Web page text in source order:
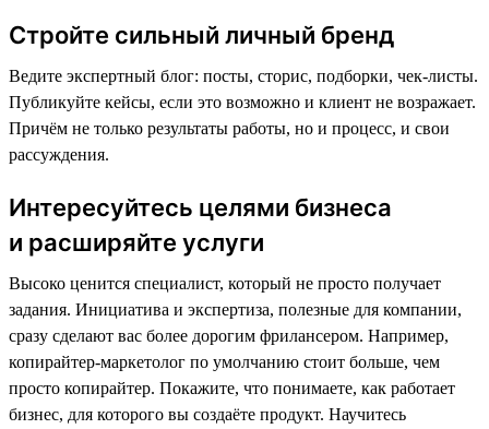
Стройте сильный личный бренд
Ведите экспертный блог: посты, сторис, подборки, чек-листы.
Публикуйте кейсы, если это возможно и клиент не возражает.
Причём не только результаты работы, но и процесс, и свои
рассуждения.
Интересуйтесь целями бизнеса
и расширяйте услуги
Высоко ценится специалист, который не просто получает
задания. Инициатива и экспертиза, полезные для компании,
сразу сделают вас более дорогим фрилансером. Например,
копирайтер-маркетолог по умолчанию стоит больше, чем
просто копирайтер. Покажите, что понимаете, как работает
бизнес, для которого вы создаёте продукт. Научитесь